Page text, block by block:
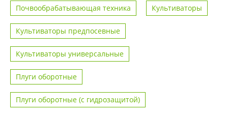
Почвообрабатывающая техника Культиваторы
Культиваторы предпосевные
Культиваторы универсальные
Плуги оборотные
Плуги оборотные (с гидрозащитой)